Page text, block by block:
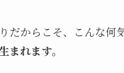
だからこそ、こんな何
まれます。